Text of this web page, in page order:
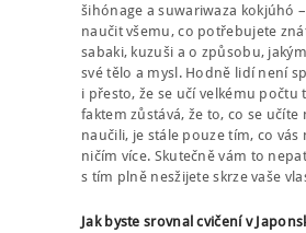
šihónage a suwariwaza kokjúhó
naučit všemu, co potřebujete
sabaki, kuzuši a o způsobu,
své tělo a mysl. Hodně lidí není
i přesto, že se učí velkému počtu
faktem zůstává, že to, co se učíte
naučili, je stále pouze tím, co vás
ničím více. Skutečně vám to
s tím plně nesžijete skrze vaše
Jak byste srovnal cvičení v